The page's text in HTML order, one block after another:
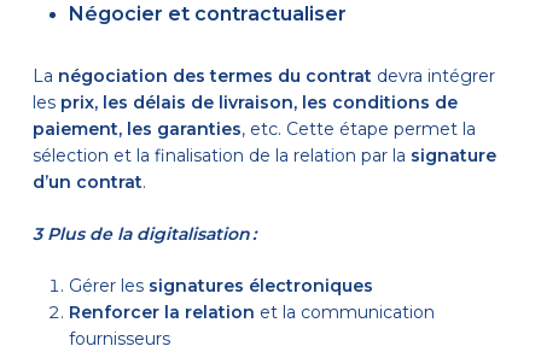
Négocier et contractualiser
La négociation des termes du contrat devra intégrer
les prix, les délais de livraison, les conditions de
paiement, les garanties, etc. Cette étape permet la
sélection et la finalisation de la relation par la signature
d’un contrat.
3 Plus de la digitalisation :
Gérer les signatures électroniques
Renforcer la relation et la communication
fournisseurs